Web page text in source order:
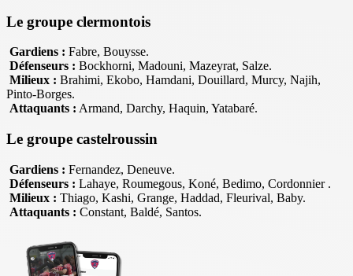
Le groupe clermontois
Gardiens : Fabre, Bouysse.
Défenseurs : Bockhorni, Madouni, Mazeyrat, Salze.
Milieux : Brahimi, Ekobo, Hamdani, Douillard, Murcy, Najih,
Pinto-Borges.
Attaquants : Armand, Darchy, Haquin, Yatabaré.
Le groupe castelroussin
Gardiens : Fernandez, Deneuve.
Défenseurs : Lahaye, Roumegous, Koné, Bedimo, Cordonnier .
Milieux : Thiago, Kashi, Grange, Haddad, Fleurival, Baby.
Attaquants : Constant, Baldé, Santos.